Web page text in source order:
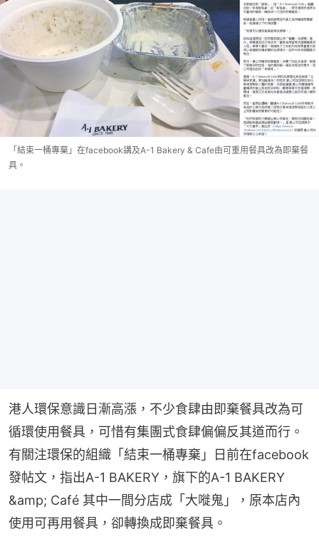
「結束一桶專棄」在facebook講及A-1 Bakery & Cafe由可重用餐具改為即棄餐
具。
港人環保意識日漸高漲，不少食肆由即棄餐具改為可
循環使用餐具，可惜有集團式食肆偏偏反其道而行。
有關注環保的組織「結束一桶專棄」日前在facebook
發帖文，指出A-1 BAKERY，旗下的A-1 BAKERY
&amp; Café 其中一間分店成「大嘥鬼」，原本店內
使用可再用餐具，卻轉換成即棄餐具。